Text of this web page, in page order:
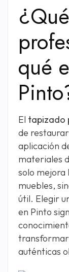
qué
El tapizado
de
aplicación
materiales
solo mejora
muebles,
útil. Elegir
en Pinto
transformar
auténticas